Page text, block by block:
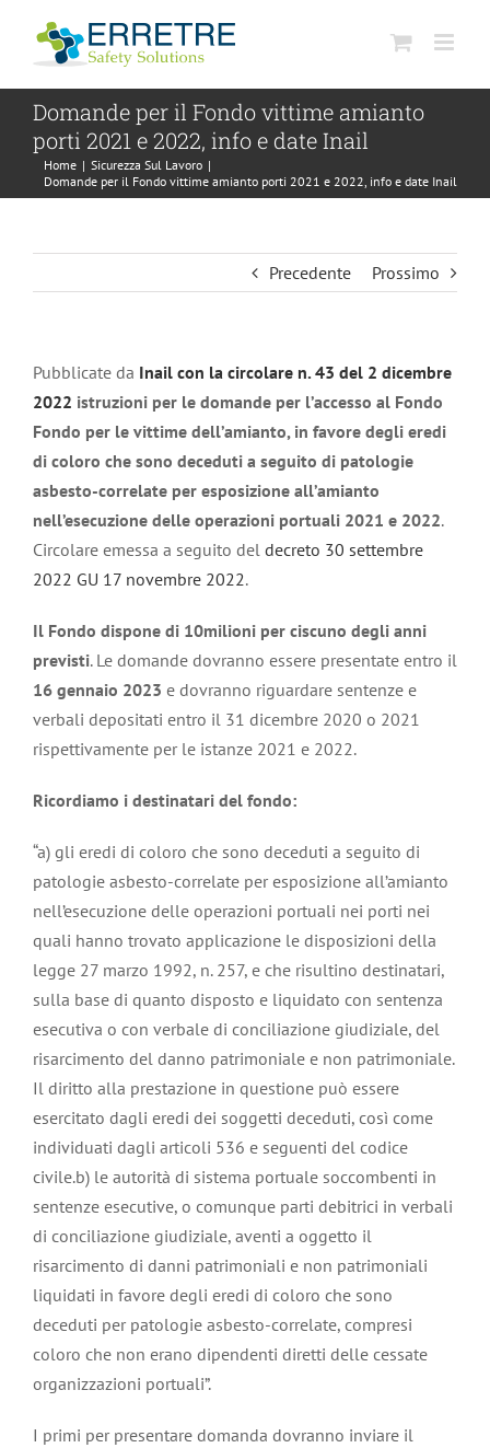
contenuto
Domande per il Fondo vittime amianto
porti 2021 e 2022, info e date Inail
Home | Sicurezza Sul Lavoro |
Domande per il Fondo vittime amianto porti 2021 e 2022, info e date Inail
Precedente Prossimo
Pubblicate da Inail con la circolare n. 43 del 2 dicembre
2022 istruzioni per le domande per l’accesso al Fondo
Fondo per le vittime dell’amianto, in favore degli eredi
di coloro che sono deceduti a seguito di patologie
asbesto-correlate per esposizione all’amianto
nell’esecuzione delle operazioni portuali 2021 e 2022.
Circolare emessa a seguito del decreto 30 settembre
2022 GU 17 novembre 2022.
Il Fondo dispone di 10milioni per ciscuno degli anni
previsti. Le domande dovranno essere presentate entro il
16 gennaio 2023 e dovranno riguardare sentenze e
verbali depositati entro il 31 dicembre 2020 o 2021
rispettivamente per le istanze 2021 e 2022.
Ricordiamo i destinatari del fondo:
“a) gli eredi di coloro che sono deceduti a seguito di
patologie asbesto-correlate per esposizione all’amianto
nell’esecuzione delle operazioni portuali nei porti nei
quali hanno trovato applicazione le disposizioni della
legge 27 marzo 1992, n. 257, e che risultino destinatari,
sulla base di quanto disposto e liquidato con sentenza
esecutiva o con verbale di conciliazione giudiziale, del
risarcimento del danno patrimoniale e non patrimoniale.
Il diritto alla prestazione in questione può essere
esercitato dagli eredi dei soggetti deceduti, così come
individuati dagli articoli 536 e seguenti del codice
civile.b) le autorità di sistema portuale soccombenti in
sentenze esecutive, o comunque parti debitrici in verbali
di conciliazione giudiziale, aventi a oggetto il
risarcimento di danni patrimoniali e non patrimoniali
liquidati in favore degli eredi di coloro che sono
deceduti per patologie asbesto-correlate, compresi
coloro che non erano dipendenti diretti delle cessate
organizzazioni portuali”.
I primi per presentare domanda dovranno inviare il